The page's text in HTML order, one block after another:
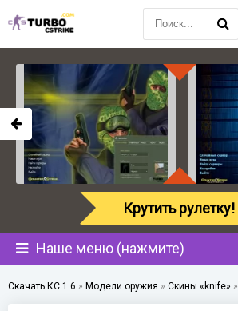
Наше меню (нажмите)
Скачать КС 1.6 » Модели оружия » Скины «knife» »
Крутить рулетку!